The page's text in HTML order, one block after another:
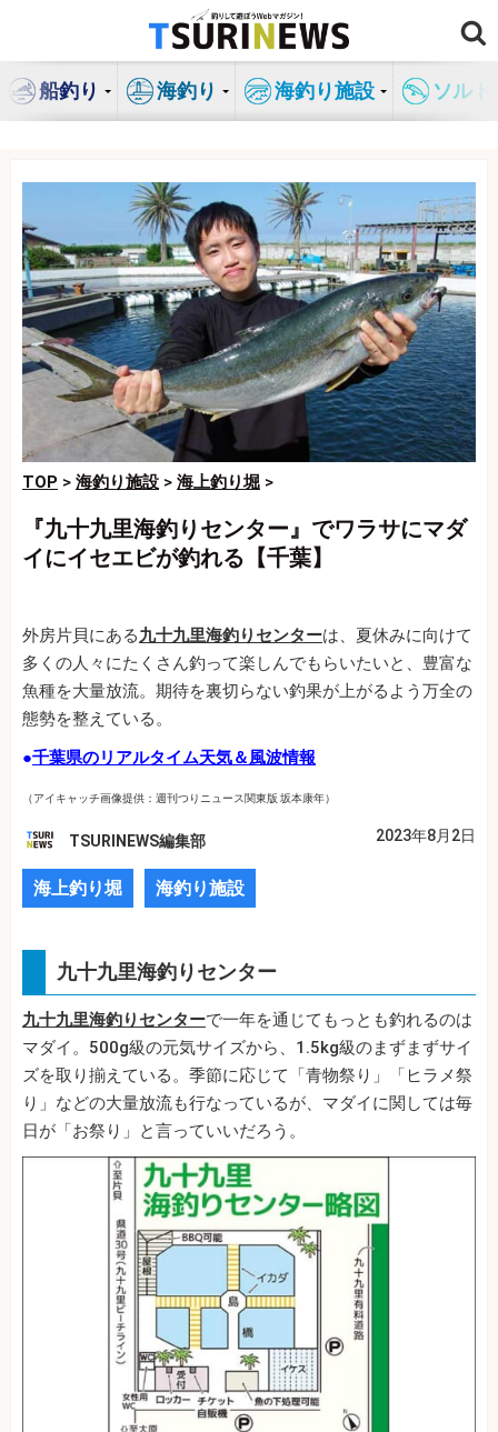
ン
船釣り 海釣り 海釣り施設 ソル
TOP > 海釣り施設 > 海上釣り堀 >
『九十九里海釣りセンター』でワラサにマダ
イにイセエビが釣れる【千葉】
外房片貝にある九十九里海釣りセンターは、夏休みに向けて
多くの人々にたくさん釣って楽しんでもらいたいと、豊富な
魚種を大量放流。期待を裏切らない釣果が上がるよう万全の
態勢を整えている。
●千葉県のリアルタイム天気＆風波情報
（アイキャッチ画像提供：週刊つりニュース関東版 坂本康年）
TSURINEWS編集部 2023年8月2日
海上釣り堀 海釣り施設
九十九里海釣りセンター
九十九里海釣りセンターで一年を通じてもっとも釣れるのは
マダイ。500g級の元気サイズから、1.5kg級のまずまずサイ
ズを取り揃えている。季節に応じて「青物祭り」「ヒラメ祭
り」などの大量放流も行なっているが、マダイに関しては毎
日が「お祭り」と言っていいだろう。